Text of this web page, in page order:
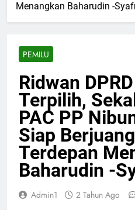
Menangkan Baharudin -
PEMILU
Ridwan
Terpilih,
PAC PP
Siap
Terdepan
Baharudin -
Admin1 2 Tahun Ago